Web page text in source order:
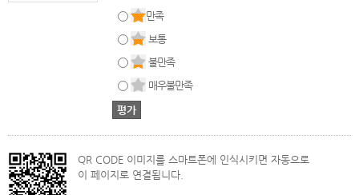
만족
보통
불만족
매우불만족
QR CODE 이미지를 스마트폰에 인식시키면 자동으로
이 페이지로 연결됩니다.